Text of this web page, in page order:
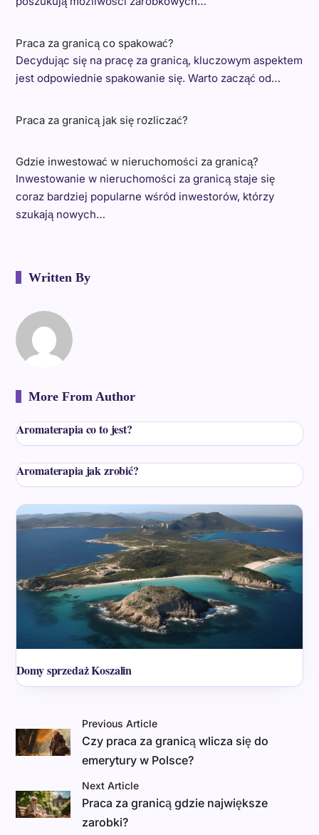
Praca za granicą co spakować?
Decydując się na pracę za granicą, kluczowym aspektem
jest odpowiednie spakowanie się. Warto zacząć od…
Praca za granicą jak się rozliczać?
Gdzie inwestować w nieruchomości za granicą?
Inwestowanie w nieruchomości za granicą staje się
coraz bardziej popularne wśród inwestorów, którzy
szukają nowych…
Written By
More From Author
Aromaterapia co to jest?
Aromaterapia jak zrobić?
Domy sprzedaż Koszalin
Previous Article
Czy praca za granicą wlicza się do
emerytury w Polsce?
Next Article
Praca za granicą gdzie największe
zarobki?